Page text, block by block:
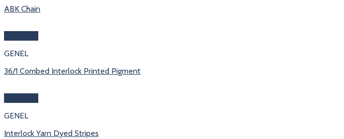
ABK Chain
GENEL
36/1 Combed Interlock Printed Pigment
GENEL
Interlock Yarn Dyed Stripes